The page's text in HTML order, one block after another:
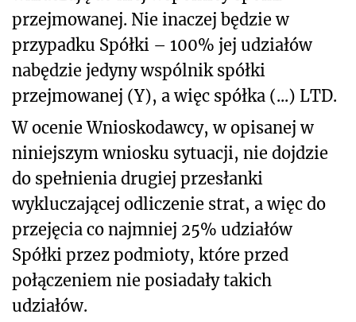
przejmowanej. Nie inaczej będzie w
przypadku Spółki – 100% jej udziałów
nabędzie jedyny wspólnik spółki
przejmowanej (Y), a więc spółka (...) LTD.
W ocenie Wnioskodawcy, w opisanej w
niniejszym wniosku sytuacji, nie dojdzie
do spełnienia drugiej przesłanki
wykluczającej odliczenie strat, a więc do
przejęcia co najmniej 25% udziałów
Spółki przez podmioty, które przed
połączeniem nie posiadały takich
udziałów.